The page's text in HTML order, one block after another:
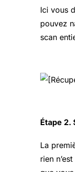
Ici vous
pouvez
scan
Étape 2.
La
rien